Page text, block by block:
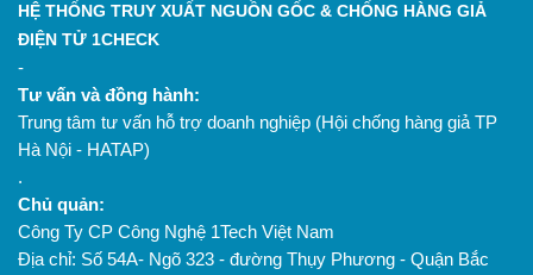
HỆ THỐNG TRUY XUẤT NGUỒN GỐC & CHỐNG HÀNG GIẢ
ĐIỆN TỬ 1CHECK
-
Tư vấn và đồng hành:
Trung tâm tư vấn hỗ trợ doanh nghiệp (Hội chống hàng giả TP
Hà Nội - HATAP)
.
Chủ quản:
Công Ty CP Công Nghệ 1Tech Việt Nam
Địa chỉ: Số 54A- Ngõ 323 - đường Thụy Phương - Quận Bắc